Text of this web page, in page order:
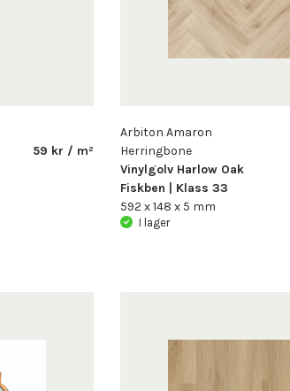
59 kr / m²
Arbiton Amaron
Herringbone
Vinylgolv Harlow Oak
Fiskben | Klass 33
592 x 148 x 5 mm
I lager